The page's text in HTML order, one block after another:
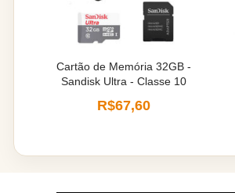
Cartão de Memória 32GB -
Sandisk Ultra - Classe 10
R$67,60